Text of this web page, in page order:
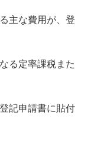
主な費用が、登
る定率課税また
記申請書に貼付